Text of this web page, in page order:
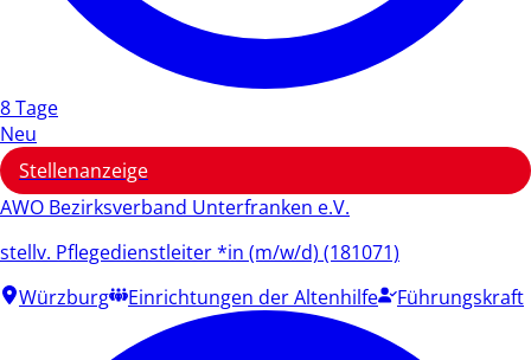
8 Tage
Neu
Stellenanzeige
AWO Bezirksverband Unterfranken e.V.
stellv. Pflegedienstleiter *in (m/w/d) (181071)
Würzburg
Einrichtungen der Altenhilfe Führungskraft